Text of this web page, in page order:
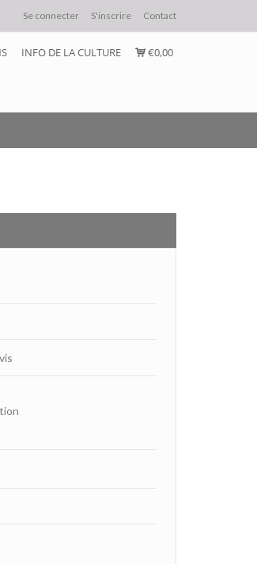
Se connecter S'inscrire Contact
INFO DE LA CULTURE €0,00